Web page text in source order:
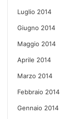
Luglio 2014
Giugno 2014
Maggio 2014
Aprile 2014
Marzo 2014
Febbraio 2014
Gennaio 2014